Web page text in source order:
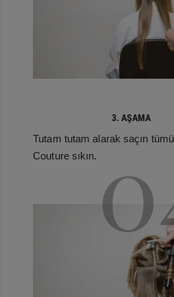
3. AŞAMA
Tutam tutam alarak saçın
Couture sıkın.